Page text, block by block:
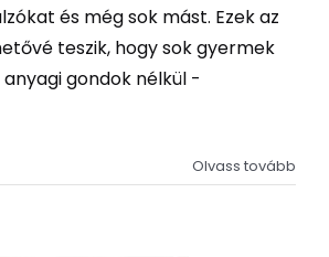
és még sok mást. Ezek az
teszik, hogy sok gyermek
gondok nélkül -
Olvass tovább